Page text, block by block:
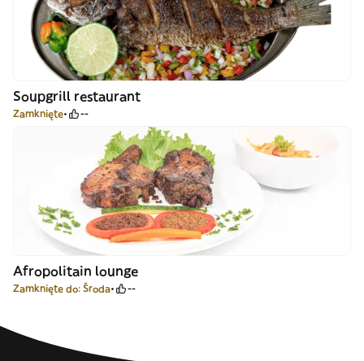
Soupgrill restaurant
Zamknięte --
Afropolitain lounge
Zamknięte do: Środa --